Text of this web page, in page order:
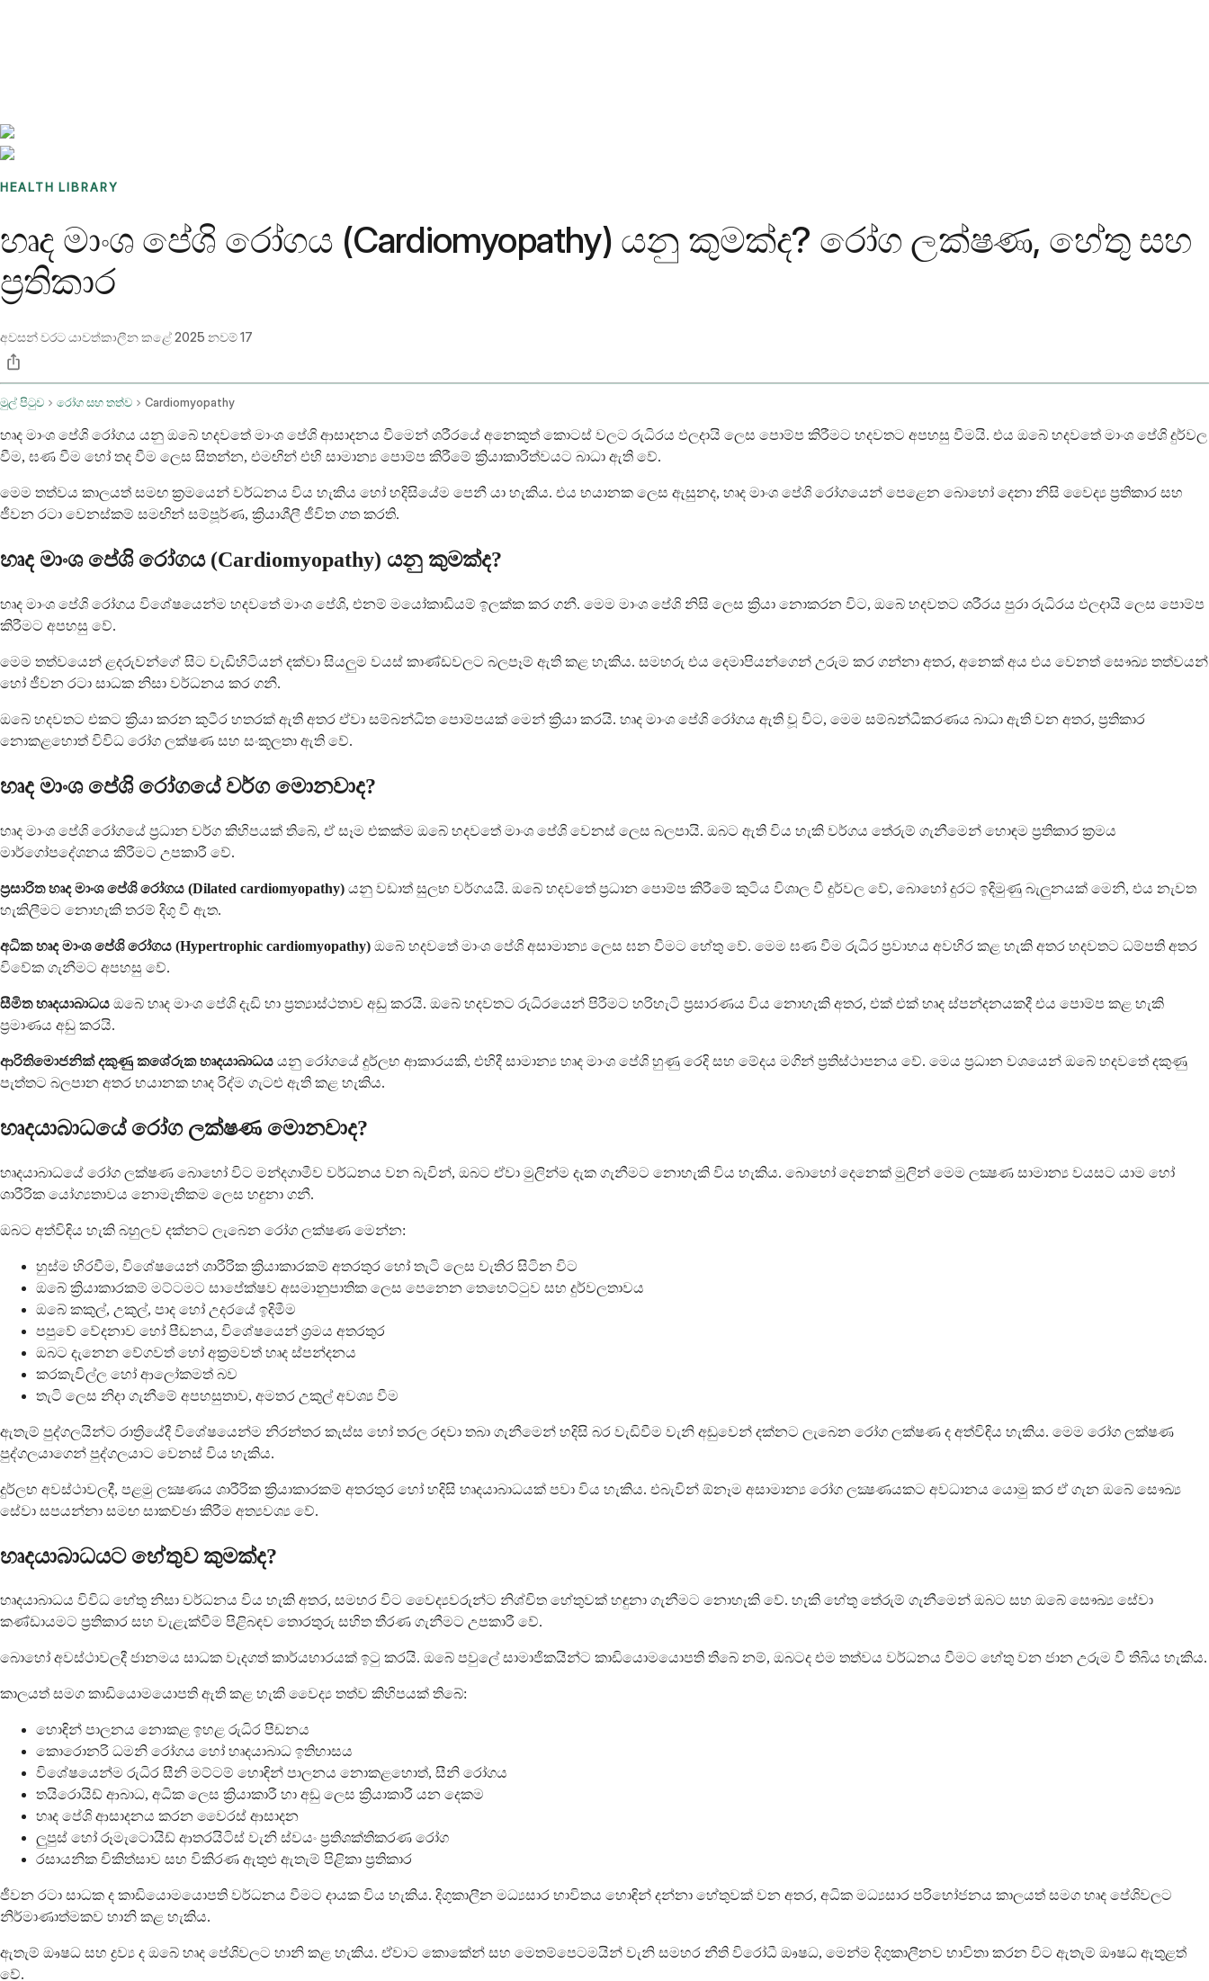
HEALTH LIBRARY
හෘද මාංශ පේශි රෝගය (Cardiomyopathy) යනු කුමක්ද? රෝග ලක්ෂණ, හේතු සහ
ප්‍රතිකාර
අවසන් වරට යාවත්කාලීන කළේ2025 නවම් 17
මුල් පිටුව රෝග සහ තත්ව Cardiomyopathy
හෘද මාංශ පේශි රෝගය යනු ඔබේ හදවතේ මාංශ පේශි ආසාදනය වීමෙන් ශරීරයේ අනෙකුත් කොටස් වලට රුධිරය ඵලදායි ලෙස පොම්ප කිරීමට හදවතට අපහසු වීමයි. එය ඔබේ හදවතේ මාංශ පේශි දුර්වල
වීම, ඝණ වීම හෝ තද වීම ලෙස සිතන්න, එමඟින් එහි සාමාන්‍ය පොම්ප කිරීමේ ක්‍රියාකාරිත්වයට බාධා ඇති වේ.
මෙම තත්වය කාලයත් සමඟ ක්‍රමයෙන් වර්ධනය විය හැකිය හෝ හදිසියේම පෙනී යා හැකිය. එය භයානක ලෙස ඇසුනද, හෘද මාංශ පේශි රෝගයෙන් පෙළෙන බොහෝ දෙනා නිසි වෛද්‍ය ප්‍රතිකාර සහ
ජීවන රටා වෙනස්කම් සමඟින් සම්පූර්ණ, ක්‍රියාශීලී ජීවිත ගත කරති.
හෘද මාංශ පේශි රෝගය (Cardiomyopathy) යනු කුමක්ද?
හෘද මාංශ පේශි රෝගය විශේෂයෙන්ම හදවතේ මාංශ පේශි, එනම් මයෝකාඩියම් ඉලක්ක කර ගනී. මෙම මාංශ පේශි නිසි ලෙස ක්‍රියා නොකරන විට, ඔබේ හදවතට ශරීරය පුරා රුධිරය ඵලදායි ලෙස පොම්ප
කිරීමට අපහසු වේ.
මෙම තත්වයෙන් ළදරුවන්ගේ සිට වැඩිහිටියන් දක්වා සියලුම වයස් කාණ්ඩවලට බලපෑම් ඇති කළ හැකිය. සමහරු එය දෙමාපියන්ගෙන් උරුම කර ගන්නා අතර, අනෙක් අය එය වෙනත් සෞඛ්‍ය තත්වයන්
හෝ ජීවන රටා සාධක නිසා වර්ධනය කර ගනී.
ඔබේ හදවතට එකට ක්‍රියා කරන කුටීර හතරක් ඇති අතර ඒවා සම්බන්ධිත පොම්පයක් මෙන් ක්‍රියා කරයි. හෘද මාංශ පේශි රෝගය ඇති වූ විට, මෙම සම්බන්ධීකරණය බාධා ඇති වන අතර, ප්‍රතිකාර
නොකළහොත් විවිධ රෝග ලක්ෂණ සහ සංකූලතා ඇති වේ.
හෘද මාංශ පේශි රෝගයේ වර්ග මොනවාද?
හෘද මාංශ පේශි රෝගයේ ප්‍රධාන වර්ග කිහිපයක් තිබේ, ඒ සෑම එකක්ම ඔබේ හදවතේ මාංශ පේශි වෙනස් ලෙස බලපායි. ඔබට ඇති විය හැකි වර්ගය තේරුම් ගැනීමෙන් හොඳම ප්‍රතිකාර ක්‍රමය
මාර්ගෝපදේශනය කිරීමට උපකාරී වේ.
ප්‍රසාරිත හෘද මාංශ පේශි රෝගය (Dilated cardiomyopathy) යනු වඩාත් සුලභ වර්ගයයි. ඔබේ හදවතේ ප්‍රධාන පොම්ප කිරීමේ කුටිය විශාල වී දුර්වල වේ, බොහෝ දුරට ඉදිමුණු බැලුනයක් මෙනි, එය නැවත
හැකිලීමට නොහැකි තරම් දිගු වී ඇත.
අධික හෘද මාංශ පේශි රෝගය (Hypertrophic cardiomyopathy) ඔබේ හදවතේ මාංශ පේශි අසාමාන්‍ය ලෙස ඝන වීමට හේතු වේ. මෙම ඝණ වීම රුධිර ප්‍රවාහය අවහිර කළ හැකි අතර හදවතට ධම්පති අතර
විවේක ගැනීමට අපහසු වේ.
සීමිත හෘදයාබාධය ඔබේ හෘද මාංශ පේශි දැඩි හා ප්‍රත්‍යාස්ථතාව අඩු කරයි. ඔබේ හදවතට රුධිරයෙන් පිරීමට හරිහැටි ප්‍රසාරණය විය නොහැකි අතර, එක් එක් හෘද ස්පන්දනයකදී එය පොම්ප කළ හැකි
ප්‍රමාණය අඩු කරයි.
ආරිතිමොජනික් දකුණු කශේරුක හෘදයාබාධය යනු රෝගයේ දුර්ලභ ආකාරයකි, එහිදී සාමාන්‍ය හෘද මාංශ පේශි හුණු රෙදි සහ මේදය මගින් ප්‍රතිස්ථාපනය වේ. මෙය ප්‍රධාන වශයෙන් ඔබේ හදවතේ දකුණු
පැත්තට බලපාන අතර භයානක හෘද රිද්ම ගැටළු ඇති කළ හැකිය.
හෘදයාබාධයේ රෝග ලක්ෂණ මොනවාද?
හෘදයාබාධයේ රෝග ලක්ෂණ බොහෝ විට මන්දගාමීව වර්ධනය වන බැවින්, ඔබට ඒවා මුලින්ම දැක ගැනීමට නොහැකි විය හැකිය. බොහෝ දෙනෙක් මුලින් මෙම ලක්‍ෂණ සාමාන්‍ය වයසට යාම හෝ
ශාරීරික යෝග්‍යතාවය නොමැතිකම ලෙස හඳුනා ගනී.
ඔබට අත්විඳිය හැකි බහුලව දක්නට ලැබෙන රෝග ලක්ෂණ මෙන්න:
හුස්ම හිරවීම, විශේෂයෙන් ශාරීරික ක්‍රියාකාරකම් අතරතුර හෝ තැටි ලෙස වැතිර සිටින විට
ඔබේ ක්‍රියාකාරකම් මට්ටමට සාපේක්ෂව අසමානුපාතික ලෙස පෙනෙන තෙහෙට්ටුව සහ දුර්වලතාවය
ඔබේ කකුල්, උකුල්, පාද හෝ උදරයේ ඉදිමීම
පපුවේ වේදනාව හෝ පීඩනය, විශේෂයෙන් ශ්‍රමය අතරතුර
ඔබට දැනෙන වේගවත් හෝ අක්‍රමවත් හෘද ස්පන්දනය
කරකැවිල්ල හෝ ආලෝකමත් බව
තැටි ලෙස නිදා ගැනීමේ අපහසුතාව, අමතර උකුල් අවශ්‍ය වීම
ඇතැම් පුද්ගලයින්ට රාත්‍රියේදී විශේෂයෙන්ම නිරන්තර කැස්ස හෝ තරල රඳවා තබා ගැනීමෙන් හදිසි බර වැඩිවීම වැනි අඩුවෙන් දක්නට ලැබෙන රෝග ලක්ෂණ ද අත්විඳිය හැකිය. මෙම රෝග ලක්ෂණ
පුද්ගලයාගෙන් පුද්ගලයාට වෙනස් විය හැකිය.
දුර්ලභ අවස්ථාවලදී, පළමු ලක්‍ෂණය ශාරීරික ක්‍රියාකාරකම් අතරතුර හෝ හදිසි හෘදයාබාධයක් පවා විය හැකිය. එබැවින් ඕනෑම අසාමාන්‍ය රෝග ලක්‍ෂණයකට අවධානය යොමු කර ඒ ගැන ඔබේ සෞඛ්‍ය
සේවා සපයන්නා සමඟ සාකච්ඡා කිරීම අත්‍යවශ්‍ය වේ.
හෘදයාබාධයට හේතුව කුමක්ද?
හෘදයාබාධය විවිධ හේතු නිසා වර්ධනය විය හැකි අතර, සමහර විට වෛද්‍යවරුන්ට නිශ්චිත හේතුවක් හඳුනා ගැනීමට නොහැකි වේ. හැකි හේතු තේරුම් ගැනීමෙන් ඔබට සහ ඔබේ සෞඛ්‍ය සේවා
කණ්ඩායමට ප්‍රතිකාර සහ වැළැක්වීම පිළිබඳව තොරතුරු සහිත තීරණ ගැනීමට උපකාරී වේ.
බොහෝ අවස්ථාවලදී ජානමය සාධක වැදගත් කාර්යභාරයක් ඉටු කරයි. ඔබේ පවුලේ සාමාජිකයින්ට කාඩියොමයොපති තිබේ නම්, ඔබටද එම තත්වය වර්ධනය වීමට හේතු වන ජාන උරුම වී තිබිය හැකිය.
කාලයත් සමග කාඩියොමයොපති ඇති කළ හැකි වෛද්‍ය තත්ව කිහිපයක් තිබේ:
හොඳින් පාලනය නොකළ ඉහළ රුධිර පීඩනය
කොරොනරි ධමනි රෝගය හෝ හෘදයාබාධ ඉතිහාසය
විශේෂයෙන්ම රුධිර සීනි මට්ටම් හොඳින් පාලනය නොකළහොත්, සීනි රෝගය
තයිරොයිඩ් ආබාධ, අධික ලෙස ක්‍රියාකාරී හා අඩු ලෙස ක්‍රියාකාරී යන දෙකම
හෘද පේශි ආසාදනය කරන වෛරස් ආසාදන
ලුපුස් හෝ රූමැටොයිඩ් ආතරයිටිස් වැනි ස්වයං ප්‍රතිශක්තිකරණ රෝග
රසායනික චිකිත්සාව සහ විකිරණ ඇතුළු ඇතැම් පිළිකා ප්‍රතිකාර
ජීවන රටා සාධක ද කාඩියොමයොපති වර්ධනය වීමට දායක විය හැකිය. දිගුකාලීන මධ්‍යසාර භාවිතය හොඳින් දන්නා හේතුවක් වන අතර, අධික මධ්‍යසාර පරිභෝජනය කාලයත් සමග හෘද පේශිවලට
නිර්මාණාත්මකව හානි කළ හැකිය.
ඇතැම් ඖෂධ සහ ද්‍රව්‍ය ද ඔබේ හෘද පේශිවලට හානි කළ හැකිය. ඒවාට කොකේන් සහ මෙතම්පෙටමයින් වැනි සමහර නීති විරෝධී ඖෂධ, මෙන්ම දිගුකාලීනව භාවිතා කරන විට ඇතැම් ඖෂධ ඇතුළත්
වේ.